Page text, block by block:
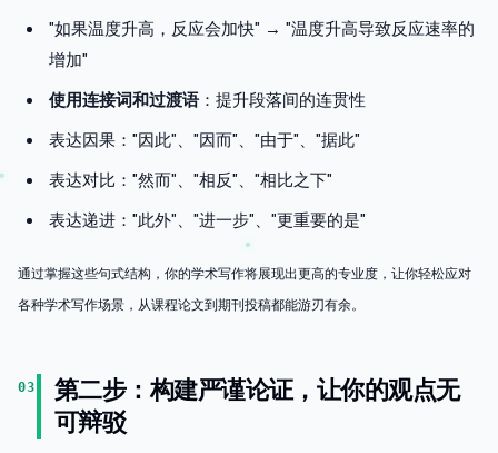
"如果温度升高，反应会加快" → "温度升高导致反应速率的
增加"
使用连接词和过渡语 ：提升段落间的连贯性
表达因果："因此"、"因而"、"由于"、"据此"
表达对比："然而"、"相反"、"相比之下"
表达递进："此外"、"进一步"、"更重要的是"
通过掌握这些句式结构，你的学术写作将展现出更高的专业度，让你轻松应对
各种学术写作场景，从课程论文到期刊投稿都能游刃有余。
03
第二步：构建严谨论证，让你的观点无
可辩驳